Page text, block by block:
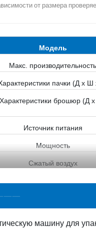
от размера
Модель
Макс. производительность
пачки (Д x Ш
Характеристики брошюр (Д
Источник питания
Мощность
Сжатый воздух
Размеры (Д x Ш x В)
Масса
машину для